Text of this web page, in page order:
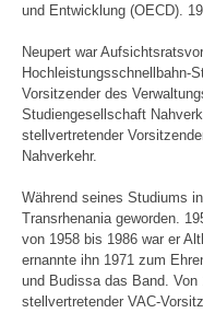
und Entwicklung (OECD).
Neupert war
Hochleistungsschnellbahn-
Vorsitzender des
Studiengesellschaft
stellvertretender
Nahverkehr.
Während seines Studiums
Transrhenania geworden.
von 1958 bis 1986 war er
ernannte ihn 1971 zum
und Budissa das Band. Von
stellvertretender VAC-